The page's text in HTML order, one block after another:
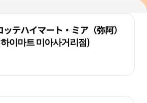
テハイマート・ミア（弥阿）
이마트 미아사거리점)